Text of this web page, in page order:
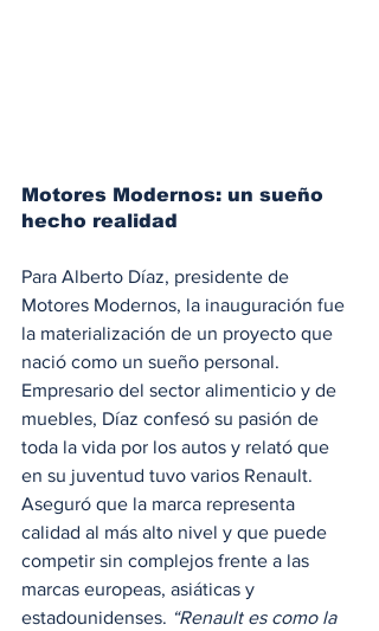
Motores Modernos: un sueño
hecho realidad
Para Alberto Díaz, presidente de
Motores Modernos, la inauguración fue
la materialización de un proyecto que
nació como un sueño personal.
Empresario del sector alimenticio y de
muebles, Díaz confesó su pasión de
toda la vida por los autos y relató que
en su juventud tuvo varios Renault.
Aseguró que la marca representa
calidad al más alto nivel y que puede
competir sin complejos frente a las
marcas europeas, asiáticas y
estadounidenses. “Renault es como la